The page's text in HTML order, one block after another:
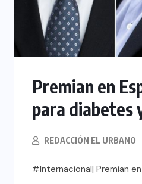
Premian en
para diabetes
REDACCIÓN EL URBANO
#Internacional| Premian